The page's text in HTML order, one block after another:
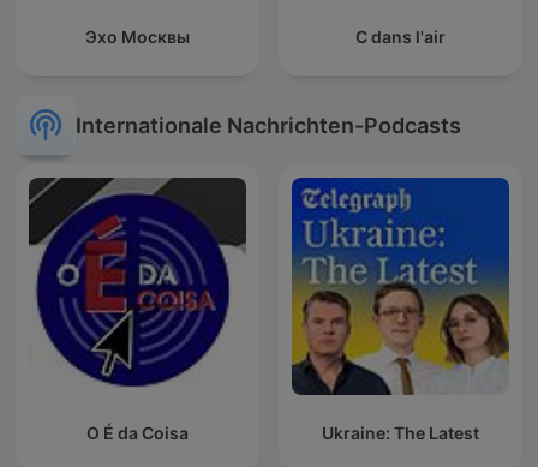
Эхо Москвы C dans l'air
Internationale Nachrichten-Podcasts
O É da Coisa Ukraine: The Latest